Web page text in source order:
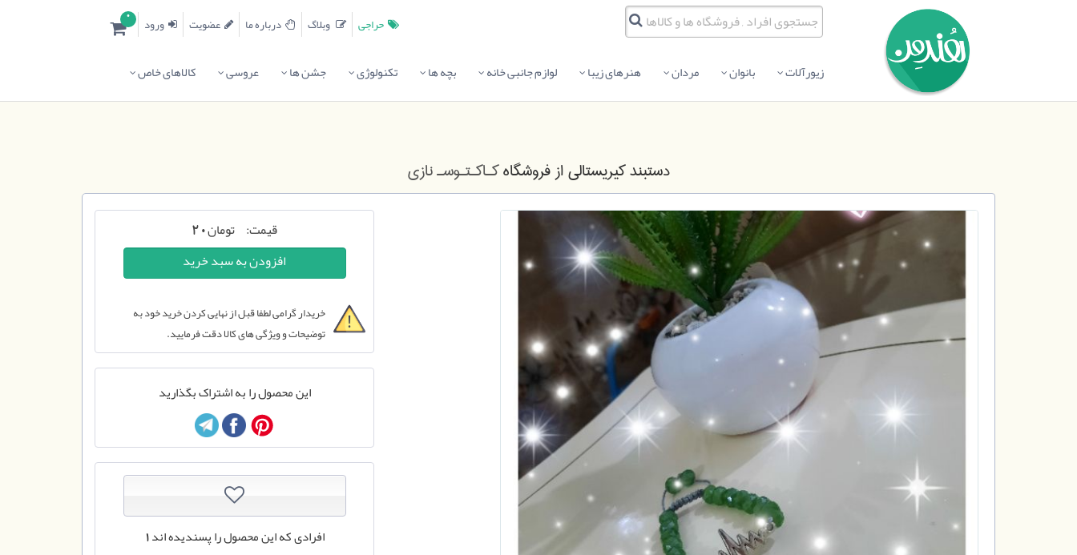
0 ورود عضویت درباره ما حراجی
زیورآلات بانوان مردان هنرهای زیبا لوازم جانبی خانه بچه ها تکنولوژی جشن ها عروسی کالاهای خاص
دستبند کیریستالیاز فروشگاهکـاکـتـوسـ نازی
قیمت: تومان20
خریدار گرامی لطفا قبل از نهایی کردن خرید خود به
توضیحات و ویژگی های کالا دقت فرمایید.
این محصول را به اشتراک بگذارید
1 افرادی که این محصول را پسندیده اند